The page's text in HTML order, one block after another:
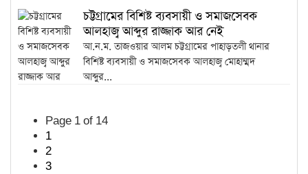
চট্টগ্রামের বিশিষ্ট ব্যবসায়ী ও সমাজসেবক
আলহাজ্ব আব্দুর রাজ্জাক আর নেই
আ.ন.ম. তাজওয়ার আলম চট্টগ্রামের পাহাড়তলী থানার
বিশিষ্ট ব্যবসায়ী ও সমাজসেবক আলহাজ্ব মোহাম্মদ
আব্দুর...
Page 1 of 14
1
2
3